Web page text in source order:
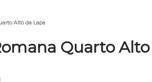
Alto da Lapa
Quarto